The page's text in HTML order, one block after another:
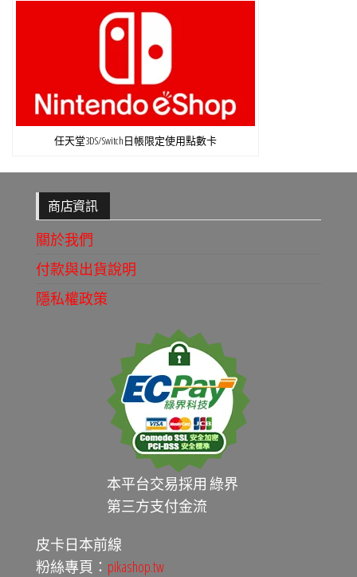
任天堂3DS/Switch日帳限定使用點數卡
商店資訊
關於我們
付款與出貨說明
隱私權政策
本平台交易採用 綠界
第三方支付金流
皮卡日本前線
粉絲專頁： pikashop.tw